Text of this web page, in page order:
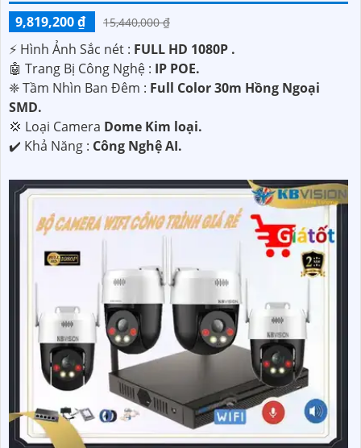
9,819,200 ₫
15,440,000 ₫
️⚡ Hình Ảnh Sắc nét : FULL HD 1080P .
🤖️ Trang Bị Công Nghệ : IP POE.
❈ Tầm Nhìn Ban Đêm : Full Color 30m Hồng Ngoại
SMD.
💢 Loại Camera Dome Kim loại.
️✔️ Khả Năng : Công Nghệ AI.